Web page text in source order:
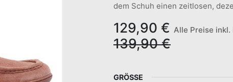
dem Schuh einen zeitlosen,
129,90 € Alle Preise inkl.
139,90€
GRÖSSE